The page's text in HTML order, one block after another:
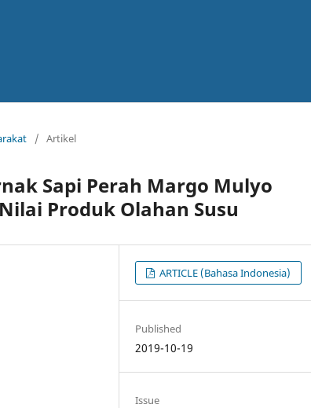
/ Artikel
Sapi Perah Margo Mulyo
Produk Olahan Susu
ARTICLE (Bahasa Indonesia)
Published
2019-10-19
Issue